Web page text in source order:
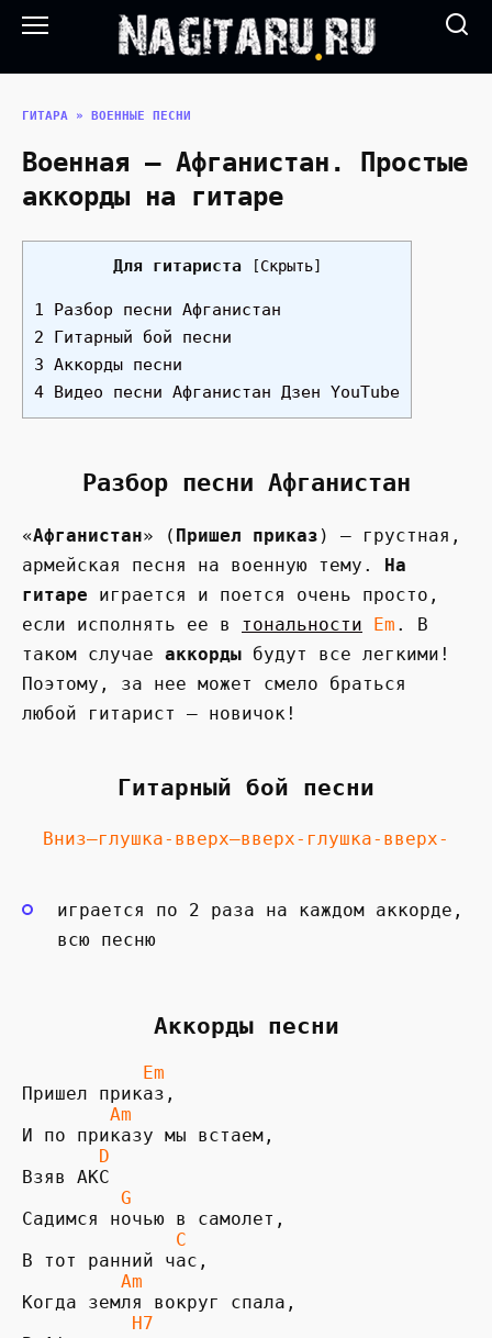
Перейти
ГИТАРА » ВОЕННЫЕ ПЕСНИ
Военная — Афганистан. Простые
аккорды на гитаре
Для гитариста [Скрыть]
1 Разбор песни Афганистан
2 Гитарный бой песни
3 Аккорды песни
4 Видео песни Афганистан Дзен YouTube
Разбор песни Афганистан
«Афганистан» ( Пришел приказ ) — грустная,
армейская песня на военную тему.
На
гитаре играется и поется очень просто,
если исполнять ее в тональности Em . В
таком случае аккорды будут все легкими!
Поэтому, за нее может смело браться
любой гитарист — новичок!
Гитарный бой песни
Вниз—глушка-вверх—вверх-глушка-вверх-
играется по 2 раза на каждом аккорде,
всю песню
Аккорды песни
           Em
        Am
И по приказу мы встаем,
D
         G
Садимся ночью в самолет,
C
         Am
Когда земля вокруг спала,
H7